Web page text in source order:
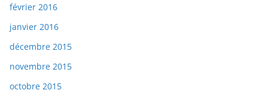
février 2016
janvier 2016
décembre 2015
novembre 2015
octobre 2015